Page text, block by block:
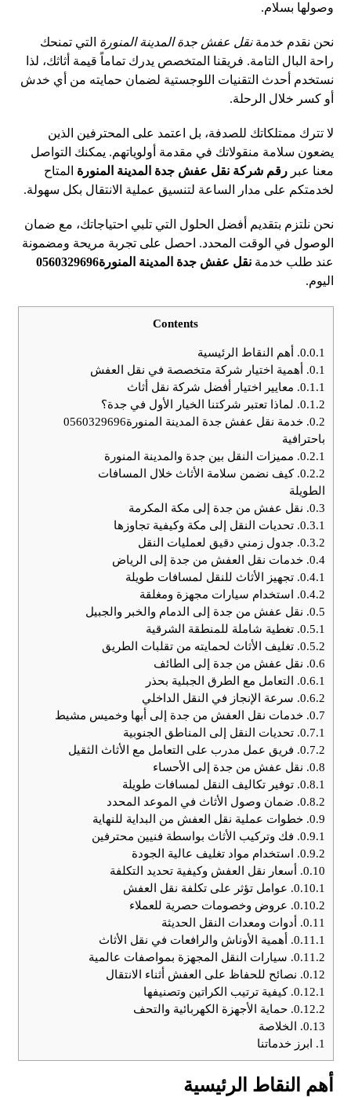
وصولها بسلام.
نحن نقدم خدمةنقل عفش جدة المدينة المنورة التي تمنحك
راحة البال التامة. فريقنا المتخصص يدرك تماماً قيمة أثاثك، لذا
نستخدم أحدث التقنيات اللوجستية لضمان حمايته من أي خدش
أو كسر خلال الرحلة.
لا تترك ممتلكاتك للصدفة، بل اعتمد على المحترفين الذين
يضعون سلامة منقولاتك في مقدمة أولوياتهم. يمكنك التواصل
معنا عبررقم شركة نقل عفش جدة المدينة المنورة المتاح
لخدمتكم على مدار الساعة لتنسيق عملية الانتقال بكل سهولة.
نحن نلتزم بتقديم أفضل الحلول التي تلبي احتياجاتك، مع ضمان
الوصول في الوقت المحدد. احصل على تجربة مريحة ومضمونة
عند طلب خدمةنقل عفش جدة المدينة المنورة0560329696
اليوم.
Contents
0.0.1. أهم النقاط الرئيسية
0.1. أهمية اختيار شركة متخصصة في نقل العفش
0.1.1. معايير اختيار أفضل شركة نقل أثاث
0.1.2. لماذا تعتبر شركتنا الخيار الأول في جدة؟
0.2.
خدمة نقل عفش جدة المدينة المنورة0560329696
باحترافية
0.2.1. مميزات النقل بين جدة والمدينة المنورة
0.2.2. كيف نضمن سلامة الأثاث خلال المسافات
الطويلة
0.3. نقل عفش من جدة إلى مكة المكرمة
0.3.1. تحديات النقل إلى مكة وكيفية تجاوزها
0.3.2. جدول زمني دقيق لعمليات النقل
0.4. خدمات نقل العفش من جدة إلى الرياض
0.4.1. تجهيز الأثاث للنقل لمسافات طويلة
0.4.2. استخدام سيارات مجهزة ومغلقة
0.5. نقل عفش من جدة إلى الدمام والخبر والجبيل
0.5.1. تغطية شاملة للمنطقة الشرقية
0.5.2. تغليف الأثاث لحمايته من تقلبات الطريق
0.6. نقل عفش من جدة إلى الطائف
0.6.1. التعامل مع الطرق الجبلية بحذر
0.6.2. سرعة الإنجاز في النقل الداخلي
0.7. خدمات نقل العفش من جدة إلى أبها وخميس مشيط
0.7.1. تحديات النقل إلى المناطق الجنوبية
0.7.2. فريق عمل مدرب على التعامل مع الأثاث الثقيل
0.8. نقل عفش من جدة إلى الأحساء
0.8.1. توفير تكاليف النقل لمسافات طويلة
0.8.2. ضمان وصول الأثاث في الموعد المحدد
0.9. خطوات عملية نقل العفش من البداية للنهاية
0.9.1. فك وتركيب الأثاث بواسطة فنيين محترفين
0.9.2. استخدام مواد تغليف عالية الجودة
0.10. أسعار نقل العفش وكيفية تحديد التكلفة
0.10.1. عوامل تؤثر على تكلفة نقل العفش
0.10.2. عروض وخصومات حصرية للعملاء
0.11. أدوات ومعدات النقل الحديثة
0.11.1. أهمية الأوناش والرافعات في نقل الأثاث
0.11.2. سيارات النقل المجهزة بمواصفات عالمية
0.12. نصائح للحفاظ على العفش أثناء الانتقال
0.12.1. كيفية ترتيب الكراتين وتصنيفها
0.12.2. حماية الأجهزة الكهربائية والتحف
0.13. الخلاصة
1. ابرز خدماتنا
أهم النقاط الرئيسية